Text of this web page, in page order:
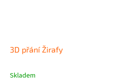
3D přání Žirafy
Skladem